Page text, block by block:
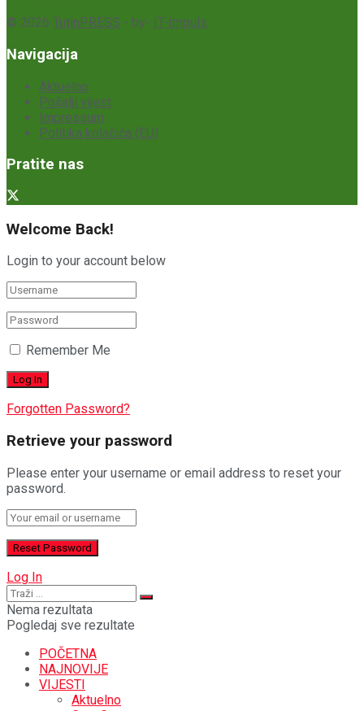
© 2026 TutinPRESS - by- IT-Impuls
Navigacija
Aktuelno
Pošalji vijest
Impressum
Politika kolačića (EU)
Pratite nas
Welcome Back!
Login to your account below
Remember Me
Forgotten Password?
Retrieve your password
Please enter your username or email address to reset your
password.
Log In
Nema rezultata
Pogledaj sve rezultate
POČETNA
NAJNOVIJE
VIJESTI
Aktuelno